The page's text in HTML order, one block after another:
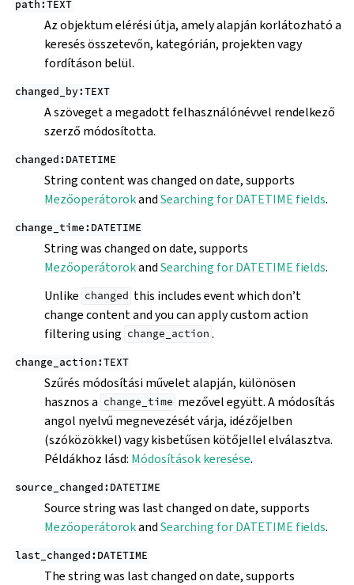
path:TEXT
Az objektum elérési útja, amely alapján korlátozható a
keresés összetevőn, kategórián, projekten vagy
fordításon belül.
changed_by:TEXT
A szöveget a megadott felhasználónévvel rendelkező
szerző módosította.
changed:DATETIME
String content was changed on date, supports
MezőoperátorokandSearching for DATETIME fields.
change_time:DATETIME
String was changed on date, supports
MezőoperátorokandSearching for DATETIME fields.
Unlike changed this includes event which don’t
change content and you can apply custom action
filtering using change_action .
change_action:TEXT
Szűrés módosítási művelet alapján, különösen
hasznos a change_time mezővel együtt. A módosítás
angol nyelvű megnevezését várja, idézőjelben
(szóközökkel) vagy kisbetűsen kötőjellel elválasztva.
Példákhoz lásd: Módosítások keresése.
source_changed:DATETIME
Source string was last changed on date, supports
MezőoperátorokandSearching for DATETIME fields.
last_changed:DATETIME
The string was last changed on date, supports